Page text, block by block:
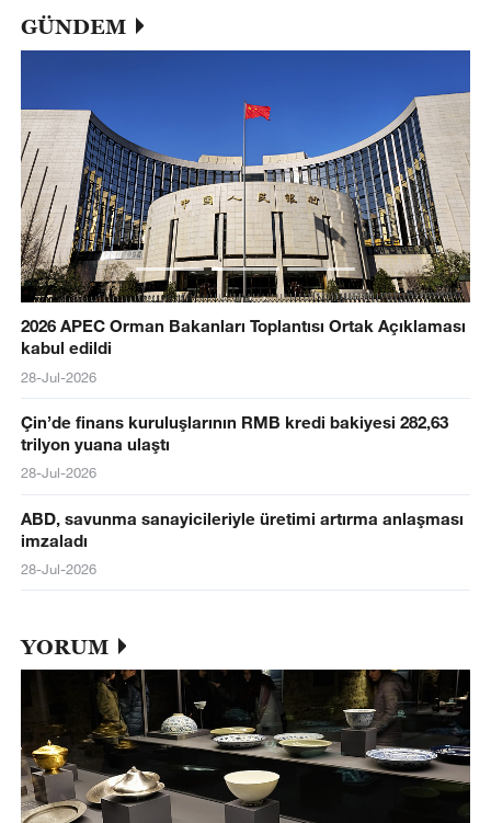
GÜNDEM
2026 APEC Orman Bakanları Toplantısı Ortak Açıklaması
kabul edildi
28-Jul-2026
Çin’de finans kuruluşlarının RMB kredi bakiyesi 282,63
trilyon yuana ulaştı
28-Jul-2026
ABD, savunma sanayicileriyle üretimi artırma anlaşması
imzaladı
28-Jul-2026
YORUM